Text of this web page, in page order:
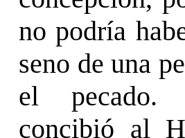
no podría
seno de una
el pecado.
concibió al